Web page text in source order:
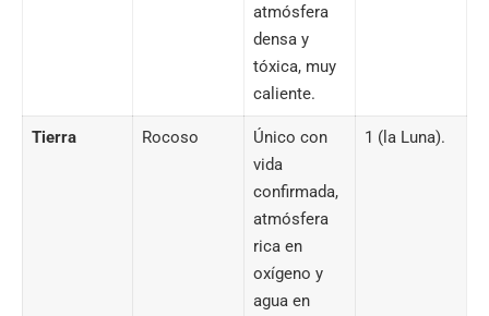
atmósfera
densa y
tóxica, muy
caliente.
Tierra Rocoso
Único con
vida
confirmada,
atmósfera
rica en
oxígeno y
agua en
1 (la Luna).